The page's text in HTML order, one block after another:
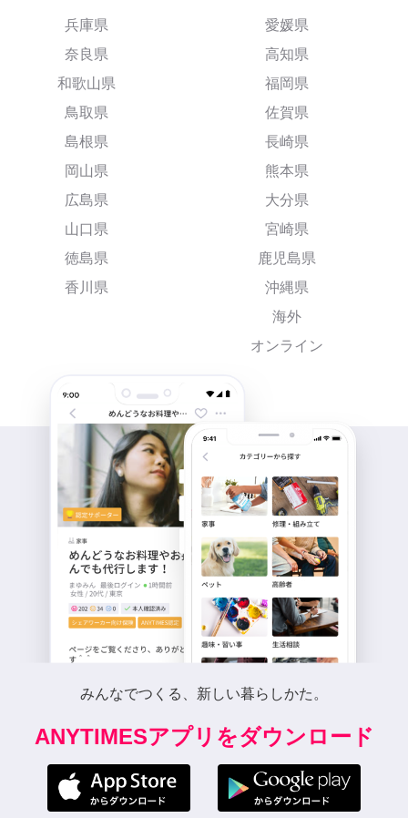
兵庫県
奈良県
和歌山県
鳥取県
島根県
岡山県
広島県
山口県
徳島県
香川県
愛媛県
高知県
福岡県
佐賀県
長崎県
熊本県
大分県
宮崎県
鹿児島県
沖縄県
海外
オンライン
みんなでつくる、新しい暮らしかた。
ANYTIMESアプリをダウンロード